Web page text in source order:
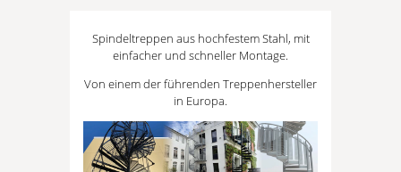
Spindeltreppen aus hochfestem Stahl, mit
einfacher und schneller Montage.
Von einem der führenden Treppenhersteller
in Europa.